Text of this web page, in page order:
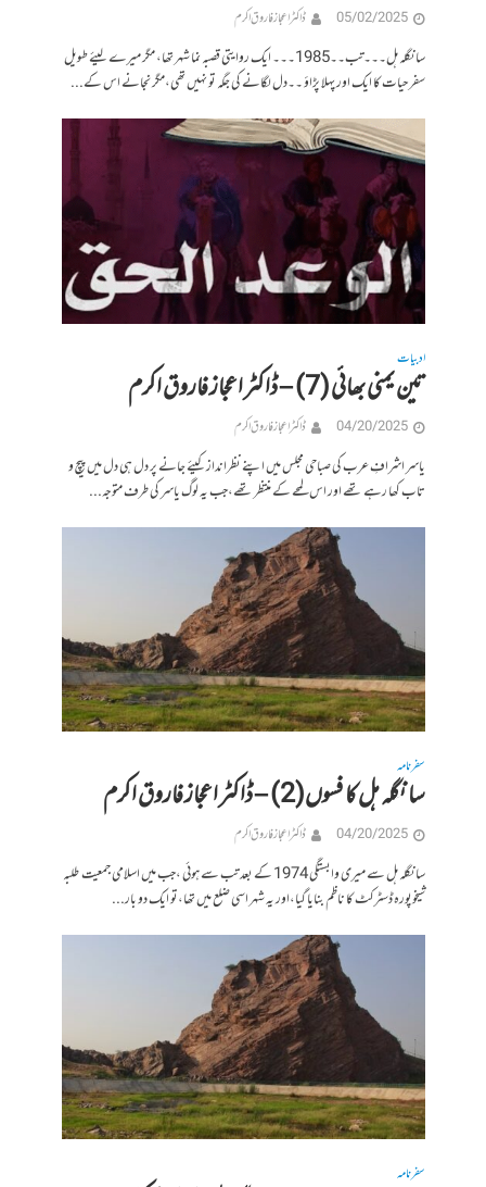
05/02/2025 ڈاکٹر اعجاز فاروق اکرم
سانگلہ ہل۔۔۔تب۔۔1985۔۔۔ ایک روایتی قصبہ نما شہر تھا، مگر میرے لیئے طویل
سفر حیات کا ایک اور پہلا پڑاؤ ۔۔دل لگانے کی جگہ تو نہیں تھی،مگر نجانے اس کے...
ادبیات
تین یمنی بھائی (7) – ڈاکٹر اعجاز فاروق اکرم
04/20/2025 ڈاکٹر اعجاز فاروق اکرم
یاسر اشرافِ عرب کی صباحی مجلس میں اپنے نظرانداز کیئے جانے پر دل ہی دل میں پیچ و
تاب کھا رہے تھے اور اس لمحے کے منتظر تھے،جب یہ لوگ یاسر کی طرف متوجہ...
سفرنامہ
سانگلہ ہل کا فسوں(2) – ڈاکٹر اعجاز فاروق اکرم
04/20/2025 ڈاکٹر اعجاز فاروق اکرم
سانگلہ ہل سے میری وابستگی 1974 کے بعد تب سے ہوئی ،جب میں اسلامی جمعیت طلبہ
شیخوپورہ ڈسٹرکٹ کا ناظم بنایا گیا،اور یہ شہر اسی ضلع میں تھا،تو ایک دو بار...
سفرنامہ